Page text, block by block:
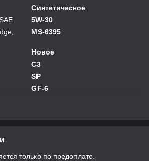
Синтетическое
5W-30
MS-6395
Новое
C3
SP
GF-6
только по предоплате.